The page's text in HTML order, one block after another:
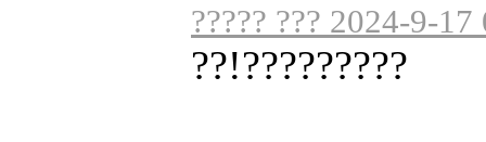
????? ??? 2024-9-
??!?????????